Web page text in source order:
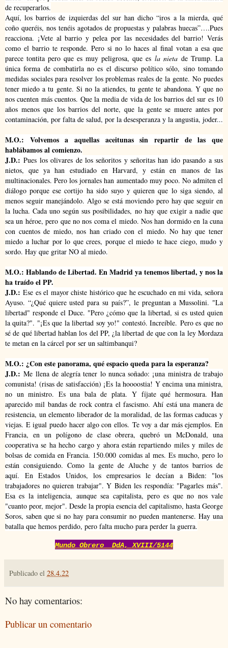
de recuperarlos.
Aquí, los barrios de izquierdas del sur han dicho “iros a la mierda, qué
coño queréis, nos tenéis agotados de propuestas y palabras huecas”….Pues
reacciona. ¡Vete al barrio y pelea por las necesidades del barrio! Verás
como el barrio te responde. Pero si no lo haces al final votan a esa que
parece tontita pero que es muy peligrosa, que es la nieta de Trump. La
única forma de combatirla no es el discurso político sólo, sino tomando
medidas sociales para resolver los problemas reales de la gente.No puedes
tener miedo a tu gente. Si no la atiendes, tu gente te abandona. Y que no
nos cuenten más cuentos. Que la media de vida de los barrios del sur es 10
años menos que los barrios del norte, que la gente se muere antes por
contaminación, por falta de salud, por la desesperanza y la angustia, joder...
M.O.: Volvemos a aquellas aceitunas sin repartir de las que
hablábamos al comienzo.
J.D.: Pues los olivares de los señoritos y señoritas han ido pasando a sus
nietos, que ya han estudiado en Harvard, y están en manos de las
multinacionales. Pero los jornales han aumentado muy poco. No admiten el
diálogo porque ese cortijo ha sido suyo y quieren que lo siga siendo, al
menos seguir manejándolo.Algo se está moviendo pero hay que seguir en
la lucha. Cada uno según sus posibilidades, no hay que exigir a nadie que
sea un héroe, pero que no nos coma el miedo. Nos han dormido en la cuna
con cuentos de miedo, nos han criado con el miedo. No hay que tener
miedo a luchar por lo que crees, porque el miedo te hace ciego, mudo y
sordo. Hay que gritar NO al miedo.
M.O.: Hablando de Libertad. En Madrid ya tenemos libertad, y nos la
ha traído el PP.
J.D.: Ese es el mayor chiste histórico que he escuchado en mi vida, señora
Ayuso. “¿Qué quiere usted para su país?”, le preguntan a Mussolini. "La
libertad" responde el Duce. "Pero ¿cómo que la libertad, si es usted quien
la quita?". "¡Es que la libertad soy yo!" contestó. Increíble. Pero es que no
sé de qué libertad hablan los del PP, ¿la libertad de que con la ley Mordaza
te metan en la cárcel por ser un saltimbanqui?
M.O.: ¿Con este panorama, qué espacio queda para la esperanza?
J.D.: Me llena de alegría tener lo nunca soñado: ¡una ministra de trabajo
comunista! (risas de satisfacción) ¡Es la hoooostia! Y encima una ministra,
no un ministro. Es una bala de plata. Y fíjate qué hermosura. Han
aparecido mil bandas de rock contra el fascismo. Ahí está una manera de
resistencia, un elemento liberador de la moralidad, de las formas caducas y
viejas. E igual puedo hacer algo con ellos. Te voy a dar más ejemplos. En
Francia, en un polígono de clase obrera, quebró un McDonald, una
cooperativa se ha hecho cargo y ahora están repartiendo miles y miles de
bolsas de comida en Francia. 150.000 comidas al mes. Es mucho, pero lo
están consiguiendo. Como la gente de Aluche y de tantos barrios de
aquí.En Estados Unidos, los empresarios le decían a Biden: "los
trabajadores no quieren trabajar". Y Biden les respondía: "Pagarles más".
Esa es la inteligencia, aunque sea capitalista, pero es que no nos vale
"cuanto peor, mejor". Desde la propia esencia del capitalismo, hasta George
Soros, saben que si no hay para consumir no pueden mantenerse.Hay una
batalla que hemos perdido, pero falta mucho para perder la guerra.
Mundo Obrero DdA, XVIII/5144
Publicado el 28.4.22
No hay comentarios:
Publicar un comentario